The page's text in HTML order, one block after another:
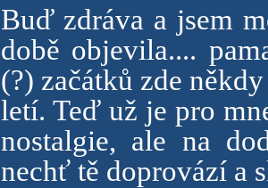
Buď zdráva a jsem
době objevila....
(?) začátků zde
letí. Teď už je pro
nostalgie, ale na
nechť tě doprovází a